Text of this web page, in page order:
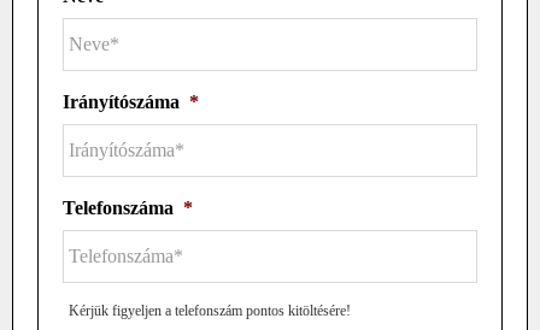
Irányítószáma *
Telefonszáma *
Kérjük figyeljen a telefonszám pontos kitöltésére!